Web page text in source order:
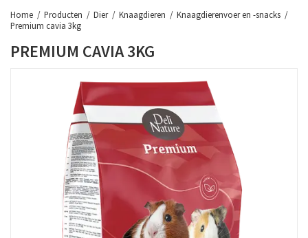
Home Producten Dier Knaagdieren
Knaagdierenvoer en -snacks
Premium cavia 3kg
PREMIUM CAVIA 3KG